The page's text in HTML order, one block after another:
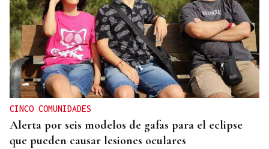
CINCO COMUNIDADES
Alerta por seis modelos de gafas para el eclipse
que pueden causar lesiones oculares